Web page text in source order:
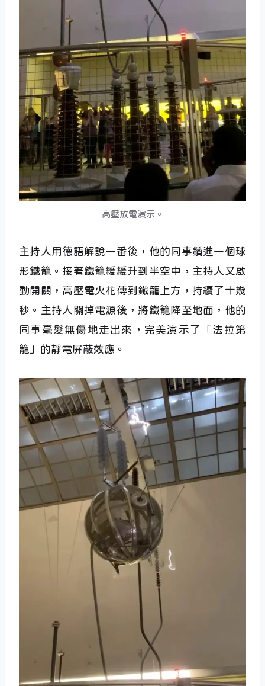
高壓放電演示。
主持人用德語解說一番後，他的同事鑽進一個球
形鐵籠。接著鐵籠緩緩升到半空中，主持人又啟
動開關，高壓電火花傳到鐵籠上方，持續了十幾
秒。主持人關掉電源後，將鐵籠降至地面，他的
同事毫髮無傷地走出來，完美演示了「法拉第
籠」的靜電屏蔽效應。